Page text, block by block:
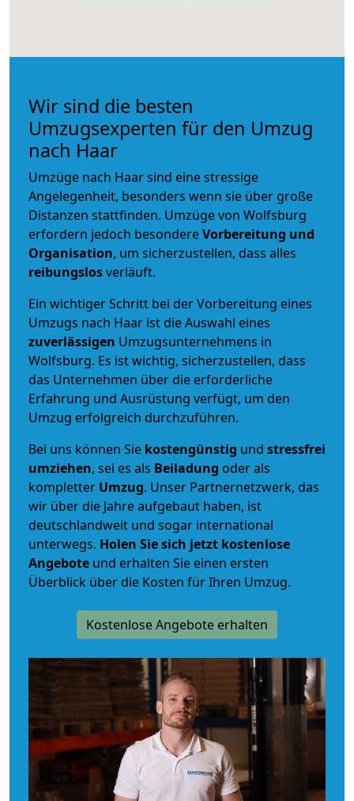
Wir sind die besten
Umzugsexperten für den Umzug
nach Haar
Umzüge nach Haar sind eine stressige
Angelegenheit, besonders wenn sie über große
Distanzen stattfinden. Umzüge von Wolfsburg
erfordern jedoch besondereVorbereitung und
Organisation, um sicherzustellen, dass alles
reibungslosverläuft.
Ein wichtiger Schritt bei der Vorbereitung eines
Umzugs nach Haar ist die Auswahl eines
zuverlässigen Umzugsunternehmens in
Wolfsburg. Es ist wichtig, sicherzustellen, dass
das Unternehmen über die erforderliche
Erfahrung und Ausrüstung verfügt, um den
Umzug erfolgreich durchzuführen.
Bei uns können Sie kostengünstig und stressfrei
umziehen, sei es als Beiladung oder als
kompletter Umzug. Unser Partnernetzwerk, das
wir über die Jahre aufgebaut haben, ist
deutschlandweit und sogar international
unterwegs. Holen Sie sich jetzt kostenlose
Angebote und erhalten Sie einen ersten
Überblick über die Kosten für Ihren Umzug.
Kostenlose Angebote erhalten